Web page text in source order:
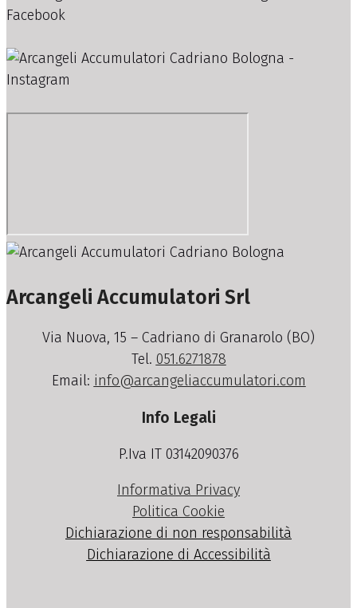
Arcangeli Accumulatori Srl
Via Nuova, 15 – Cadriano di Granarolo (BO)
Tel. 051.6271878
Email: info@arcangeliaccumulatori.com
Info Legali
P.Iva IT 03142090376
Informativa Privacy
Politica Cookie
Dichiarazione di non responsabilità
Dichiarazione di Accessibilità